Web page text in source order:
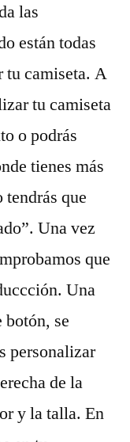
las
están todas
tu camiseta. A
tu camiseta
o podrás
tienes más
que
Una vez
que
Una
botón, se
personalizar
de la
y la talla. En